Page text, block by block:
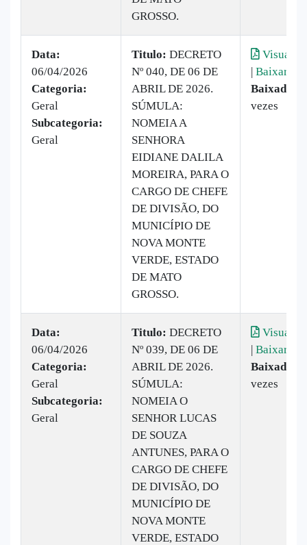
GROSSO.
Data:
06/04/2026
Categoria:
Geral
Subcategoria:
Geral
Titulo: DECRETO
Nº 040, DE 06 DE
ABRIL DE 2026.
SÚMULA:
NOMEIA A
SENHORA
EIDIANE DALILA
MOREIRA, PARA O
CARGO DE CHEFE
DE DIVISÃO, DO
MUNICÍPIO DE
NOVA MONTE
VERDE, ESTADO
DE MATO
GROSSO.
| Baixar
Baixado:
vezes
Data:
06/04/2026
Categoria:
Geral
Subcategoria:
Geral
Titulo: DECRETO
Nº 039, DE 06 DE
ABRIL DE 2026.
SÚMULA:
NOMEIA O
SENHOR LUCAS
DE SOUZA
ANTUNES, PARA O
CARGO DE CHEFE
DE DIVISÃO, DO
MUNICÍPIO DE
NOVA MONTE
VERDE, ESTADO
| Baixar
Baixado:
vezes